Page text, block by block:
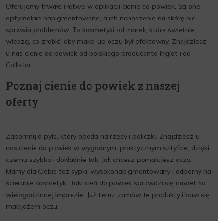
Oferujemy trwałe i łatwe w aplikacji cienie do powiek. Są one
optymalnie napigmentowane, a ich nanoszenie na skórę nie
sprawia problemów. To kosmetyki od marek, które świetnie
wiedzą, co zrobić, aby make-up oczu był efektowny. Znajdziesz
u nas cienie do powiek od polskiego producenta Inglot i od
Collistar.
Poznaj cienie do powiek z naszej
oferty
Zapomnij o pyle, który opada na rzęsy i policzki. Znajdziesz u
nas cienie do powiek w wygodnym, praktycznym sztyfcie, dzięki
czemu szybko i dokładnie tak, jak chcesz pomalujesz oczy.
Mamy dla Ciebie też sypki, wysokonapigmentowany i odporny na
ścieranie kosmetyk. Taki cień do powiek sprawdzi się nawet na
wielogodzinnej imprezie. Już teraz zamów te produkty i baw się
makijażem oczu.